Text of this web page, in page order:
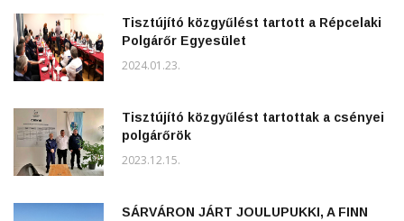
Tisztújító közgyűlést tartott a Répcelaki
Polgárőr Egyesület
2024.01.23.
Tisztújító közgyűlést tartottak a csényei
polgárőrök
2023.12.15.
SÁRVÁRON JÁRT JOULUPUKKI, A FINN